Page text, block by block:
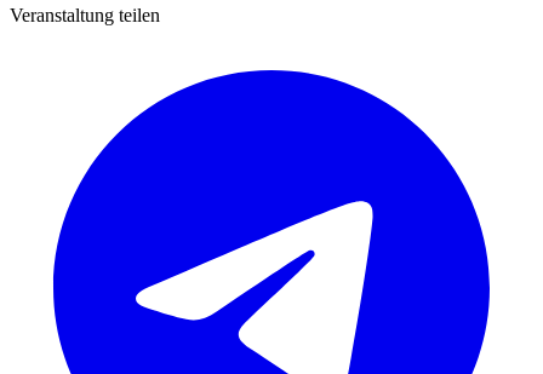
Veranstaltung teilen